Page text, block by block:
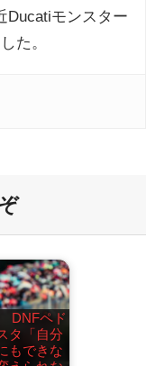
Ducatiモンスター
た。
DNFペド
タ「自分
もできな